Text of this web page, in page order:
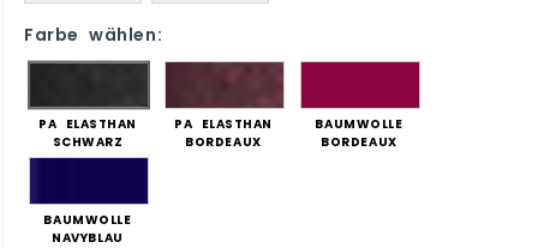
Farbe wählen:
PA ELASTHAN
SCHWARZ
PA ELASTHAN
BORDEAUX
BAUMWOLLE
BORDEAUX
BAUMWOLLE
NAVYBLAU